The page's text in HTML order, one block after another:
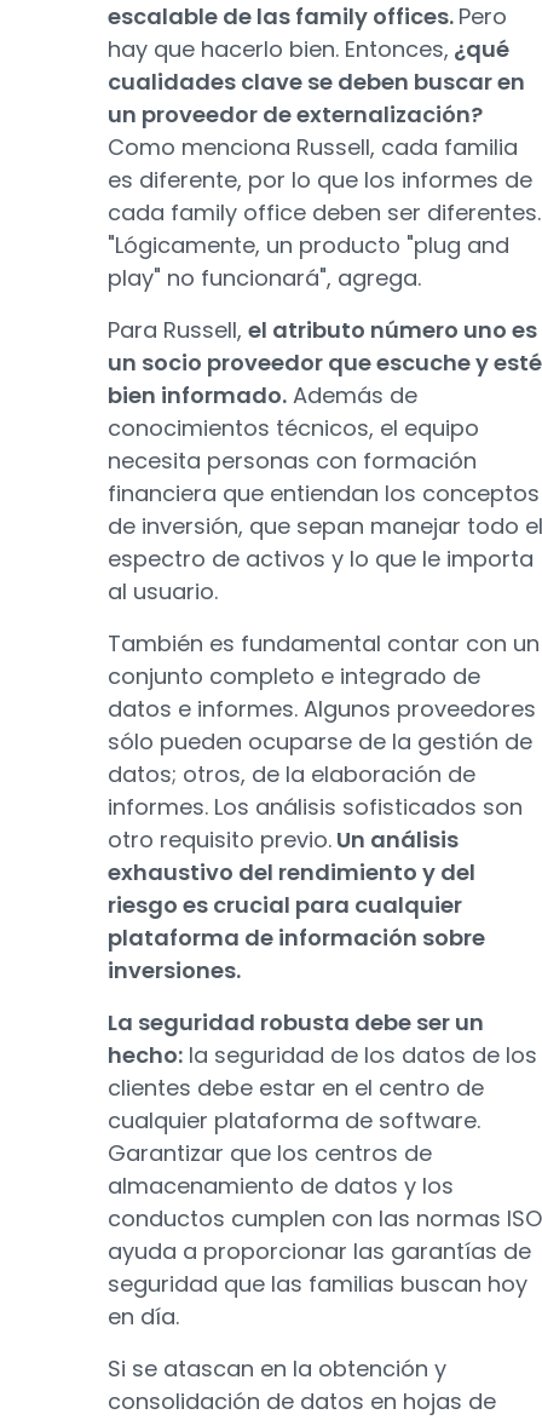
escalable de las family offices. Pero
hay que hacerlo bien. Entonces, ¿qué
cualidades clave se deben buscar en
un proveedor de externalización?
Como menciona Russell, cada familia
es diferente, por lo que los informes de
cada family office deben ser diferentes.
"Lógicamente, un producto "plug and
play" no funcionará", agrega.
Para Russell, el atributo número uno es
un socio proveedor que escuche y esté
bien informado. Además de
conocimientos técnicos, el equipo
necesita personas con formación
financiera que entiendan los conceptos
de inversión, que sepan manejar todo el
espectro de activos y lo que le importa
al usuario.
También es fundamental contar con un
conjunto completo e integrado de
datos e informes. Algunos proveedores
sólo pueden ocuparse de la gestión de
datos; otros, de la elaboración de
informes. Los análisis sofisticados son
otro requisito previo. Un análisis
exhaustivo del rendimiento y del
riesgo es crucial para cualquier
plataforma de información sobre
inversiones.
La seguridad robusta debe ser un
hecho: la seguridad de los datos de los
clientes debe estar en el centro de
cualquier plataforma de software.
Garantizar que los centros de
almacenamiento de datos y los
conductos cumplen con las normas ISO
ayuda a proporcionar las garantías de
seguridad que las familias buscan hoy
en día.
Si se atascan en la obtención y
consolidación de datos en hojas de